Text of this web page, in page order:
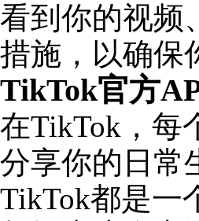
看到你的视频
措施，以确保
TikTok官方
在TikTok，每
分享你的日常
TikTok都是一